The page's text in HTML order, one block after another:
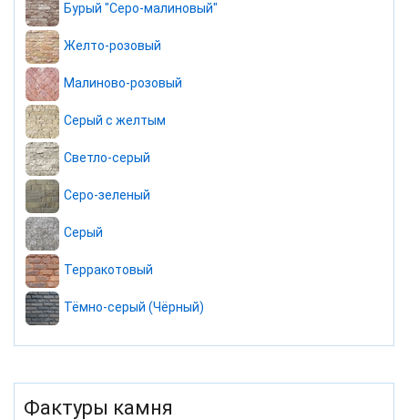
Бурый "Серо-малиновый"
Желто-розовый
Малиново-розовый
Серый с желтым
Светло-серый
Серо-зеленый
Серый
Терракотовый
Тёмно-серый (Чёрный)
Фактуры камня